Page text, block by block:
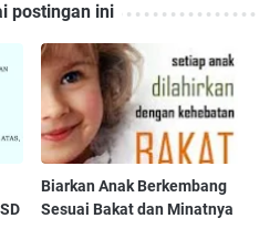
postingan ini
Biarkan Anak Berkembang
Sesuai Bakat dan Minatnya